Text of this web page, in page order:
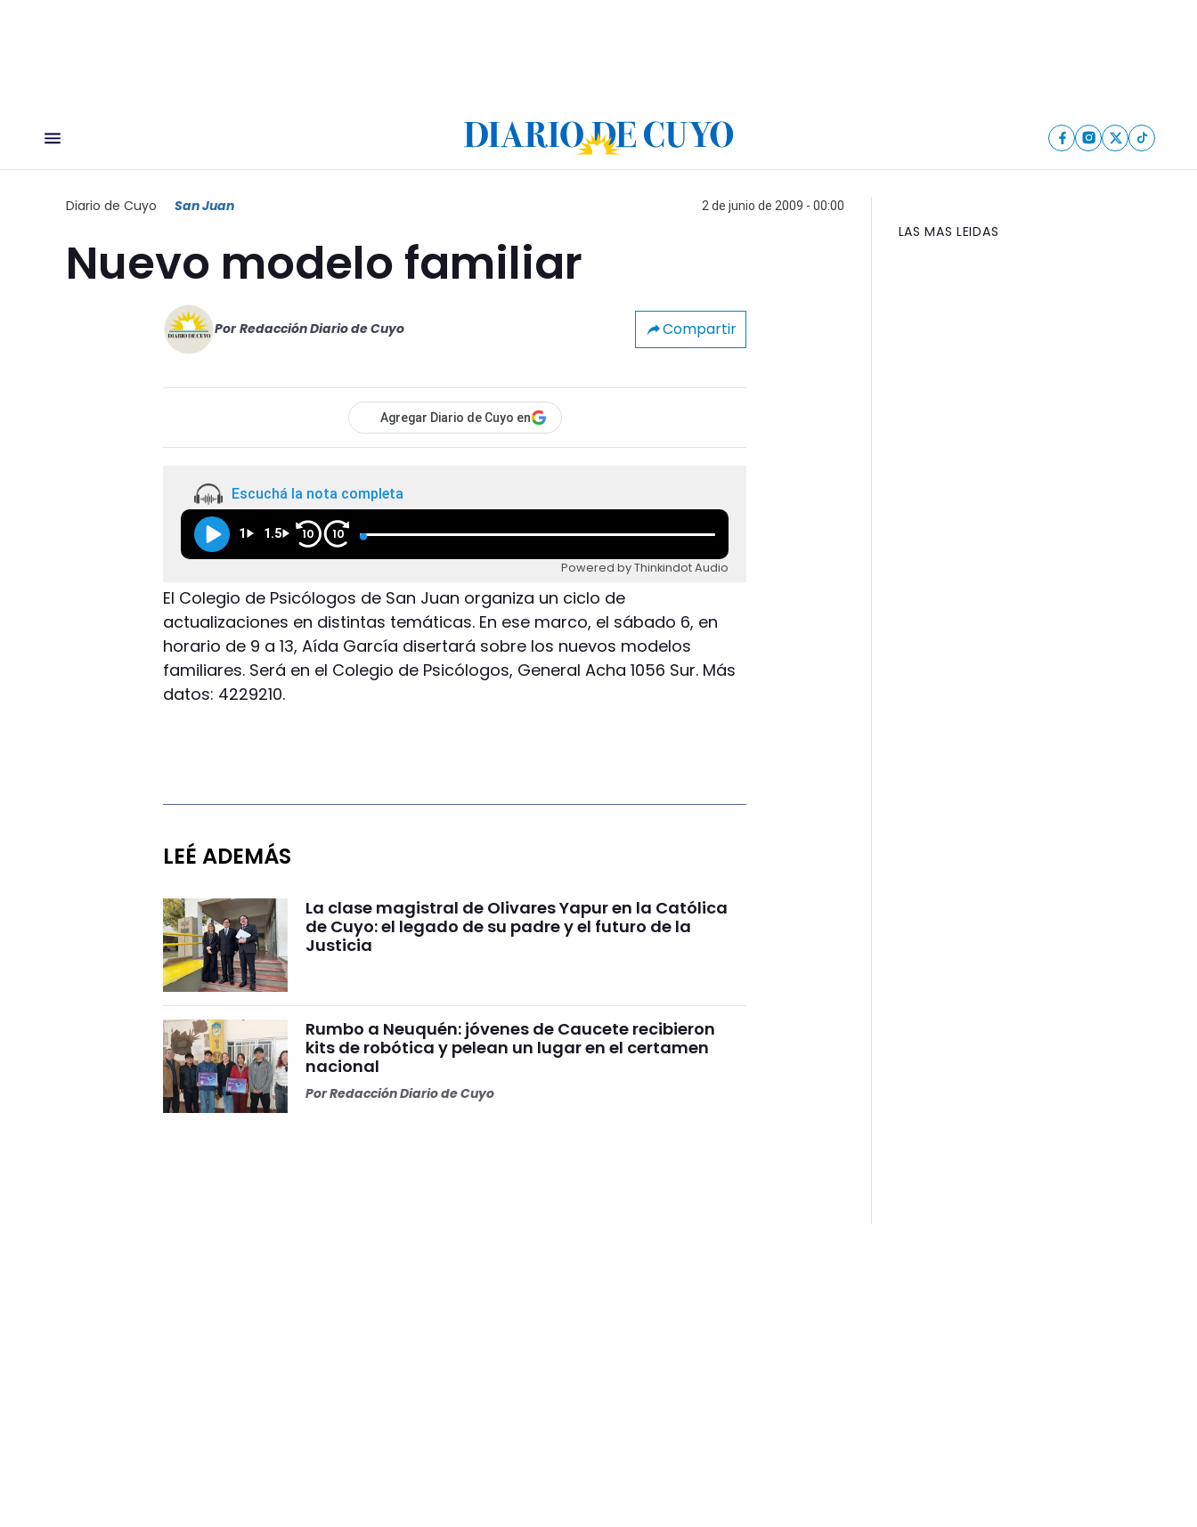
Diario de Cuyo San Juan 2 de junio de 2009 - 00:00
Nuevo modelo familiar
Por Redacción Diario de Cuyo Compartir
Agregar Diario de Cuyo en
Escuchá la nota completa
1 1.5 10 10
Powered by Thinkindot Audio
El Colegio de Psicólogos de San Juan organiza un ciclo de
actualizaciones en distintas temáticas. En ese marco, el sábado 6, en
horario de 9 a 13, Aída García disertará sobre los nuevos modelos
familiares. Será en el Colegio de Psicólogos, General Acha 1056 Sur. Más
datos: 4229210.
LEÉ ADEMÁS
La clase magistral de Olivares Yapur en la Católica
de Cuyo: el legado de su padre y el futuro de la
Justicia
Rumbo a Neuquén: jóvenes de Caucete recibieron
kits de robótica y pelean un lugar en el certamen
nacional
PorRedacción Diario de Cuyo
LAS MAS LEIDAS